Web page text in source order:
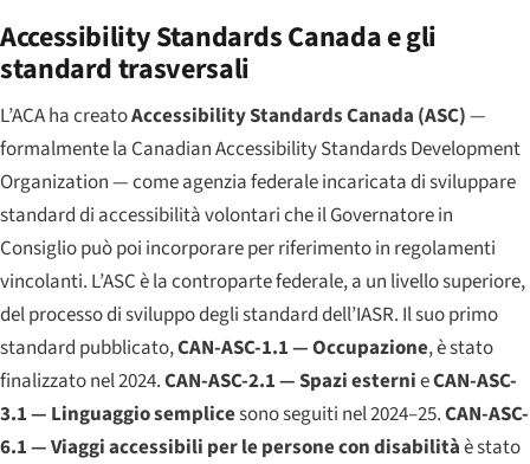
Accessibility Standards Canada e gli
standard trasversali
L’ACA ha creatoAccessibility Standards Canada (ASC)—
formalmente la Canadian Accessibility Standards Development
Organization — come agenzia federale incaricata di sviluppare
standard di accessibilità volontari che il Governatore in
Consiglio può poi incorporare per riferimento in regolamenti
vincolanti. L’ASC è la controparte federale, a un livello superiore,
del processo di sviluppo degli standard dell’IASR. Il suo primo
standard pubblicato,CAN-ASC-1.1 — Occupazione, è stato
finalizzato nel 2024.CAN-ASC-2.1 — Spazi esternieCAN-ASC-
3.1 — Linguaggio semplicesono seguiti nel 2024–25.CAN-ASC-
6.1 — Viaggi accessibili per le persone con disabilitàè stato